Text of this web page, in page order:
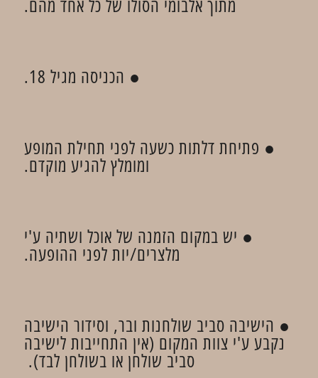
מתוך אלבומי הסולו של כל אחד מהם.
● הכניסה מגיל 18.
● פתיחת דלתות כשעה לפני תחילת המופע
ומומלץ להגיע מוקדם.
● יש במקום הזמנה של אוכל ושתיה ע'י
מלצרים/יות לפני ההופעה.
● הישיבה סביב שולחנות ובר, וסידור הישיבה
נקבע ע'י צוות המקום (אין התחייבות לישיבה
סביב שולחן או בשולחן לבד).